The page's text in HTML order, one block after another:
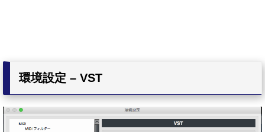
環境設定 – VST